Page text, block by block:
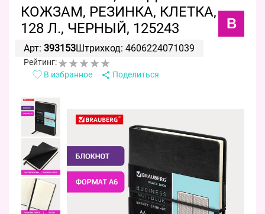
КОЖЗАМ, РЕЗИНКА, КЛЕТКА,
128 Л., ЧЕРНЫЙ, 125243
B
Арт: 393153Штрихкод: 4606224071039
Рейтинг:
В избранное
Поделиться